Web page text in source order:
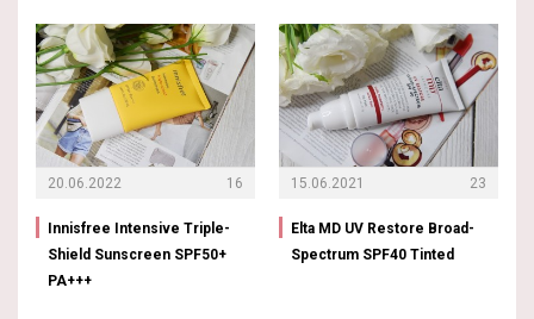
20.06.2022 16
Innisfree Intensive Triple-
Shield Sunscreen SPF50+
PA+++
15.06.2021 23
Elta MD UV Restore Broad-
Spectrum SPF40 Tinted